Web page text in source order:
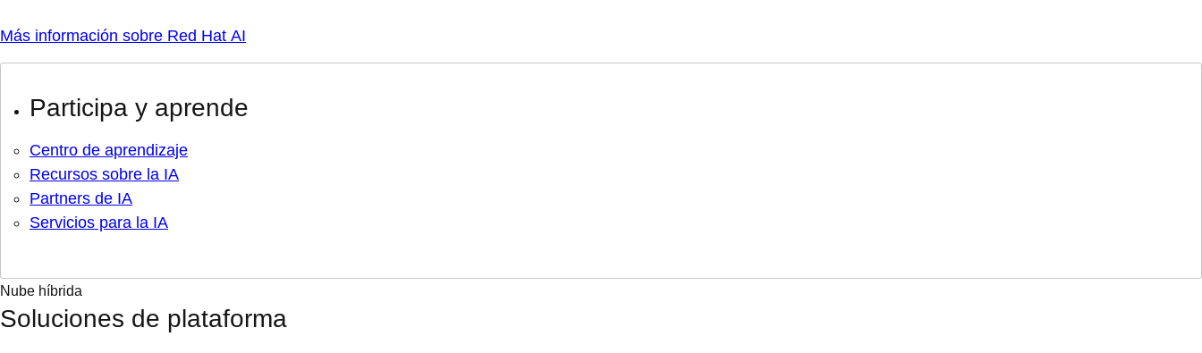
Más información sobre Red Hat AI
Participa y aprende
Centro de aprendizaje
Recursos sobre la IA
Partners de IA
Servicios para la IA
Nube híbrida
Soluciones de plataforma